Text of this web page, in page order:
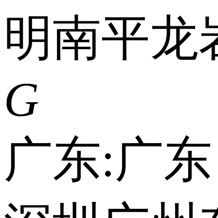
明南平龙
G
广东:广东